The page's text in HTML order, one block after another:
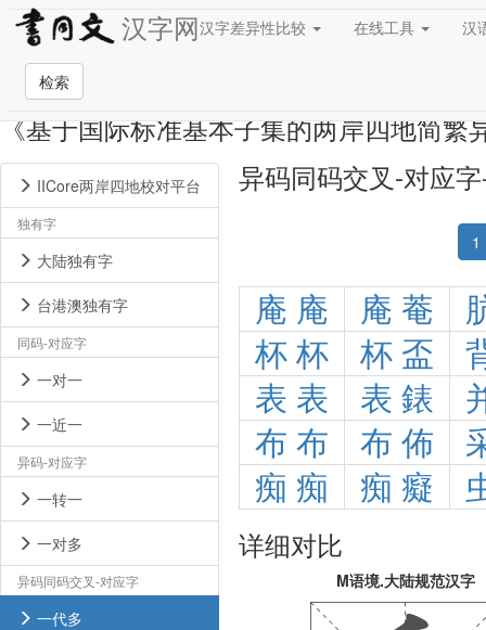
汉字网汉字差异性比较 在线工具 汉
检索
《基于国际标准基本子集的两岸四地简繁
IICore两岸四地校对平台
独有字
大陆独有字
台港澳独有字
同码-对应字
一对一
一近一
异码-对应字
一转一
一对多
异码同码交叉-对应字
一代多
异码同码交叉-对应
1
庵 庵 庵 菴
杯 杯 杯 盃
表 表 表 錶
布 布 布 佈
痴 痴 痴 癡
详细对比
M语境.大陆规范汉字